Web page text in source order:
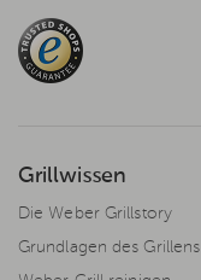
Grillwissen
Die Weber Grillstory
Grundlagen des Grillens